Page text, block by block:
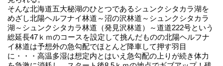
そんな北海道五大秘湖のひとつであるシュンクシタカラ湖を
めざし北陽ヘルフナイ林道～沼の沢林道～シュンクシタカラ
湖～シュンクシタカラ林道（発見沢林道）～道道222号という
総延長47ｋｍのコースを設定して挑んだものの北陽ヘルフナ
イ林道は予想外の急勾配でほとんど降車して押す羽目
に・・・高温多湿は想定内とはいえ急勾配の上りが続き体力